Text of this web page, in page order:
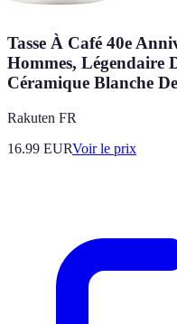
Tasse À Café 40e
Hommes, Légendaire
Céramique Blanche
Rakuten FR
16.99 EURVoir le prix